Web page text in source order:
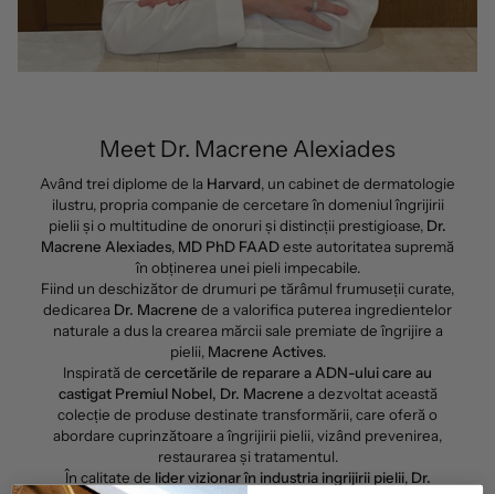
Meet Dr. Macrene Alexiades
Având trei diplome de la Harvard, un cabinet de dermatologie
ilustru, propria companie de cercetare în domeniul îngrijirii
pielii și o multitudine de onoruri și distincții prestigioase, Dr.
Macrene Alexiades, MD PhD FAADeste autoritatea supremă
în obținerea unei pieli impecabile.
Fiind un deschizător de drumuri pe tărâmul frumuseții curate,
dedicarea Dr. Macrene de a valorifica puterea ingredientelor
naturale a dus la crearea mărcii sale premiate de îngrijire a
pielii, Macrene Actives.
Inspirată de cercetările de reparare a ADN-ului care au
castigat Premiul Nobel, Dr. Macrene a dezvoltat această
colecție de produse destinate transformării, care oferă o
abordare cuprinzătoare a îngrijirii pielii, vizând prevenirea,
restaurarea și tratamentul.
În calitate de lider vizionar în industria ingrijirii pielii, Dr.